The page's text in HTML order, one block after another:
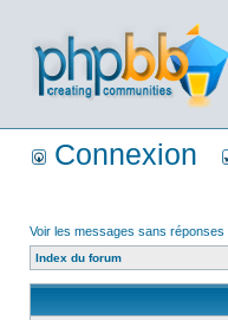
Connexion
Voir les messages sans réponses
Index du forum